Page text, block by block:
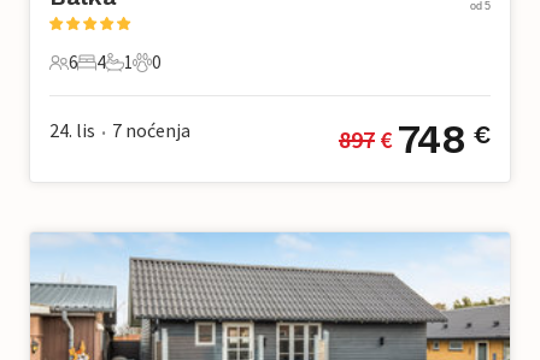
6 Gosti
6
4 Spavaće sobe
4
1 Kupaonica
1
0 Kućni ljubimac
0
od 5
24. lis • 7 noćenja 897 € 748 €